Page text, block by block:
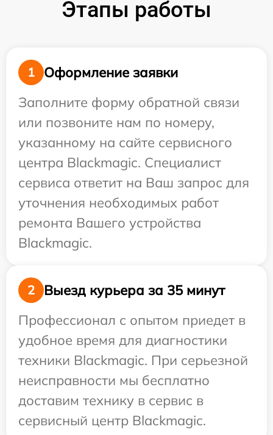
Этапы работы
1
Оформление заявки
Заполните форму обратной связи
или позвоните нам по номеру,
указанному на сайте сервисного
центра Blackmagic. Специалист
сервиса ответит на Ваш запрос для
уточнения необходимых работ
ремонта Вашего устройства
Blackmagic.
2
Выезд курьера за 35 минут
Профессионал с опытом приедет в
удобное время для диагностики
техники Blackmagic. При серьезной
неисправности мы бесплатно
доставим технику в сервис в
сервисный центр Blackmagic.